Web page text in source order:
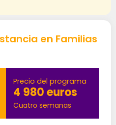
en Familias
Precio del programa
4 980 euros
Cuatro semanas